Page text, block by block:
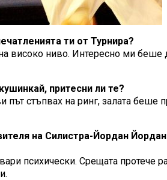
ти от Турнира?
високо ниво. Интересно ми
притесни ли те?
стъпвах на ринг, залата беше
на Силистра-Йордан
психически. Срещата протече